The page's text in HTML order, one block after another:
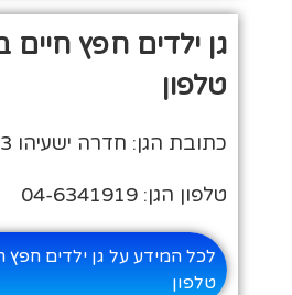
גן ילדים חפץ חיים
טלפון
כתובת הגן: חדרה ישעיהו 23
טלפון הגן: 04-6341919
לכל המידע על גן ילדים חפץ
טלפון